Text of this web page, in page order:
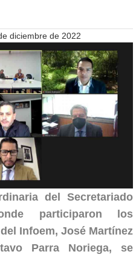
diciembre de 2022
del Secretariado
participaron los
Infoem, José Martínez
Parra Noriega, se